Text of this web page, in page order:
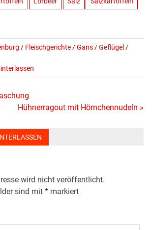
/ Fleischgerichte /Gans /Geflügel /
Hühnerragout mit Hörnchennudeln »
wird nicht veröffentlicht.
sind mit* markiert